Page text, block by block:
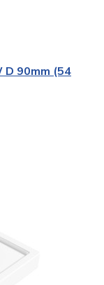
D 90mm (54